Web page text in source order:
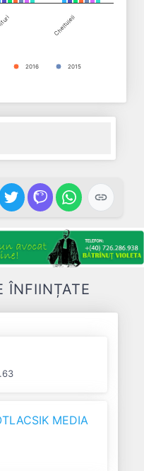
Cheltuieli
2016
2015
ÎNFIINȚATE
MEDIA